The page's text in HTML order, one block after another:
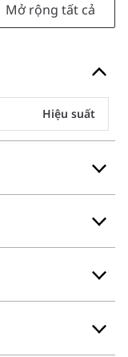
Mở rộng tất cả
Hiệu suất